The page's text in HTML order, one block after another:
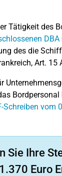
Tätigkeit des
DBA
des die
Art.
Schreiben vom
Sie Ihre
Euro